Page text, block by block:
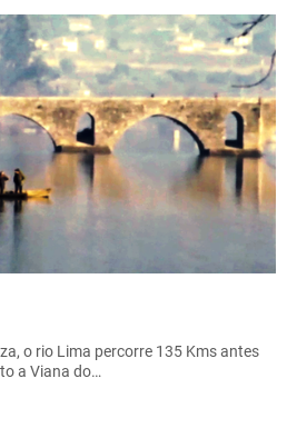
o rio Lima percorre 135 Kms antes
a Viana do…